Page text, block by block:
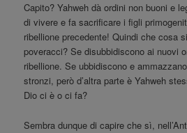
Capito? Yahweh dà ordini non buoni e
di vivere e fa sacrificare i figli
ribellione precedente! Quindi che cosa
poveracci? Se disubbidiscono ai nuovi
ribellione. Se ubbidiscono e
stronzi, però d’altra parte è Yahweh
Dio ci è o ci fa?
Sembra dunque di capire che sì,